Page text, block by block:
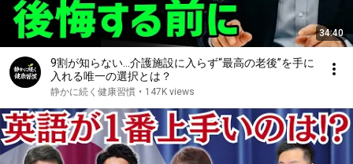
34:40
9割が知らない…介護施設に入らず“最高の老後”を手に
入れる唯一の選択とは？
静かに続く健康習慣 • 147K views